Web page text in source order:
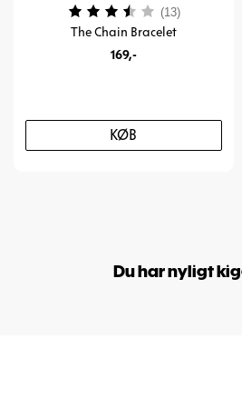
The Chain Bracelet
169,-
KØB
Vurdering: (13)
Du har nyligt